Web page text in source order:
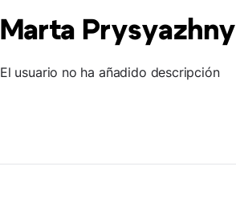
Marta
El usuario no ha añadido descripción